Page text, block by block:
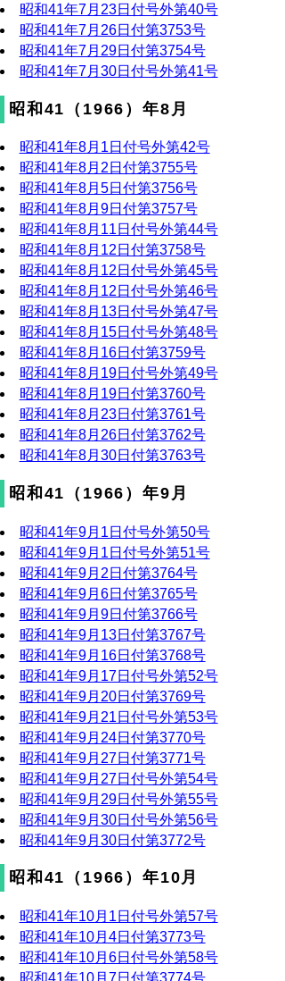
昭和41年7月23日付号外第40号
昭和41年7月26日付第3753号
昭和41年7月29日付第3754号
昭和41年7月30日付号外第41号
昭和41（1966）年8月
昭和41年8月1日付号外第42号
昭和41年8月2日付第3755号
昭和41年8月5日付第3756号
昭和41年8月9日付第3757号
昭和41年8月11日付号外第44号
昭和41年8月12日付第3758号
昭和41年8月12日付号外第45号
昭和41年8月12日付号外第46号
昭和41年8月13日付号外第47号
昭和41年8月15日付号外第48号
昭和41年8月16日付第3759号
昭和41年8月19日付号外第49号
昭和41年8月19日付第3760号
昭和41年8月23日付第3761号
昭和41年8月26日付第3762号
昭和41年8月30日付第3763号
昭和41（1966）年9月
昭和41年9月1日付号外第50号
昭和41年9月1日付号外第51号
昭和41年9月2日付第3764号
昭和41年9月6日付第3765号
昭和41年9月9日付第3766号
昭和41年9月13日付第3767号
昭和41年9月16日付第3768号
昭和41年9月17日付号外第52号
昭和41年9月20日付第3769号
昭和41年9月21日付号外第53号
昭和41年9月24日付第3770号
昭和41年9月27日付第3771号
昭和41年9月27日付号外第54号
昭和41年9月29日付号外第55号
昭和41年9月30日付号外第56号
昭和41年9月30日付第3772号
昭和41（1966）年10月
昭和41年10月1日付号外第57号
昭和41年10月4日付第3773号
昭和41年10月6日付号外第58号
昭和41年10月7日付第3774号